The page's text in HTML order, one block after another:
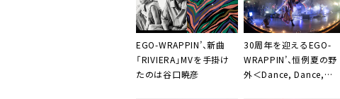
EGO-WRAPPIN’、新曲
「RIVIERA」MVを手掛け
たのは谷口暁彦
30周年を迎えるEGO-
WRAPPIN’、恒例夏の野
外＜Dance, Dance,